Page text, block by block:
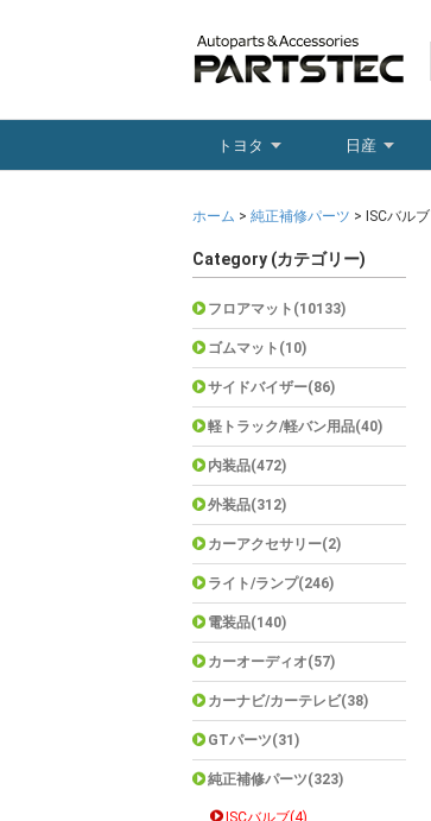
トヨタ 日産
ホーム > 純正補修パーツ > ISCバルブ
Category (カテゴリー)
フロアマット(10133)
ゴムマット(10)
サイドバイザー(86)
軽トラック/軽バン用品(40)
内装品(472)
外装品(312)
カーアクセサリー(2)
ライト/ランプ(246)
電装品(140)
カーオーディオ(57)
カーナビ/カーテレビ(38)
GTパーツ(31)
純正補修パーツ(323)
ISCバルブ(4)